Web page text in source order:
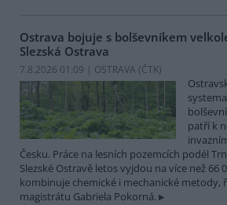
Ostrava bojuje s bolševníkem
Slezská Ostrava
7.8.2026 01:09 | OSTRAVA (ČTK)
patří k
Česku. Práce na lesních pozemcích podél
Slezské Ostravě letos vyjdou na více než 66
kombinuje chemické i mechanické metody,
magistrátu Gabriela Pokorná.